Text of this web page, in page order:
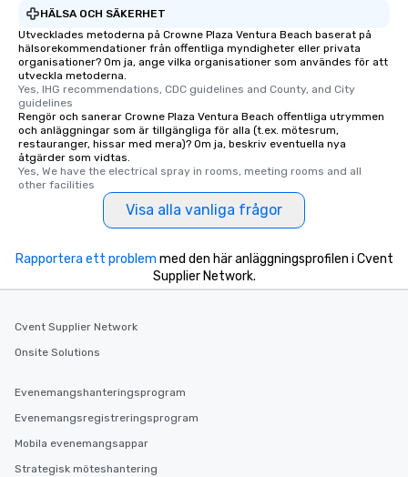
HÄLSA OCH SÄKERHET
Utvecklades metoderna på Crowne Plaza Ventura Beach baserat på
hälsorekommendationer från offentliga myndigheter eller privata
organisationer? Om ja, ange vilka organisationer som användes för att
utveckla metoderna.
Yes, IHG recommendations, CDC guidelines and County, and City
guidelines
Rengör och sanerar Crowne Plaza Ventura Beach offentliga utrymmen
och anläggningar som är tillgängliga för alla (t.ex. mötesrum,
restauranger, hissar med mera)? Om ja, beskriv eventuella nya
åtgärder som vidtas.
Yes, We have the electrical spray in rooms, meeting rooms and all
other facilities
Visa alla vanliga frågor
Rapportera ett problem med den här anläggningsprofilen i Cvent
Supplier Network.
Cvent Supplier Network
Onsite Solutions
Evenemangshanteringsprogram
Evenemangsregistreringsprogram
Mobila evenemangsappar
Strategisk möteshantering